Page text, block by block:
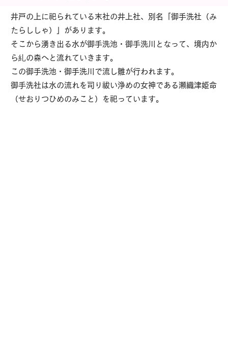
井戸の上に祀られている末社の井上社、別名「御手洗社（み
たらししゃ）」があります。
そこから湧き出る水が御手洗池・御手洗川となって、境内か
ら糺の森へと流れていきます。
この御手洗池・御手洗川で流し雛が行われます。
御手洗社は水の流れを司り祓い浄めの女神である瀬織津姫命
（せおりつひめのみこと）を祀っています。